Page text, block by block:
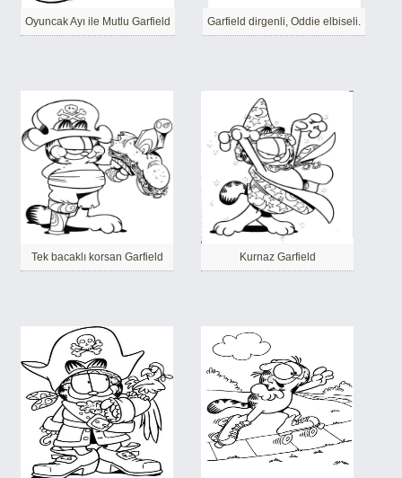
Oyuncak Ayı ile Mutlu Garfield Garfield dirgenli, Oddie elbiseli.
Tek bacaklı korsan Garfield Kurnaz Garfield